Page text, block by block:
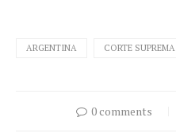
ARGENTINA CORTE SUPREMA
0 comments